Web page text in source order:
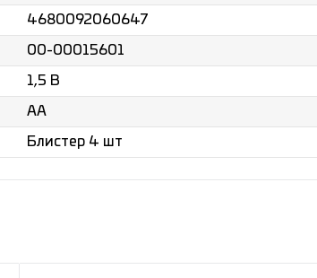
4680092060647
00-00015601
1,5 В
АА
Блистер 4 шт